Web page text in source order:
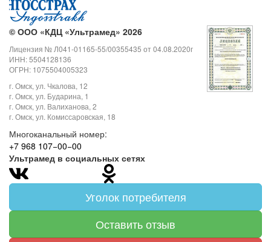
© ООО «КДЦ «Ультрамед» 2026
Лицензия № Л041-01165-55/00355435 от 04.08.2020г
ИНН: 5504128136
ОГРН: 1075504005323
г. Омск, ул. Чкалова, 12
г. Омск, ул. Бударина, 1
г. Омск, ул. Валиханова, 2
г. Омск, ул. Комиссаровская, 18
Многоканальный номер:
+7 968 107−00−00
Ультрамед в социальных сетях
Уголок потребителя
Оставить отзыв